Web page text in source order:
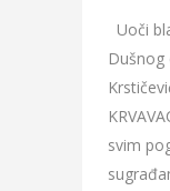
Uoči
Dušnog
svim